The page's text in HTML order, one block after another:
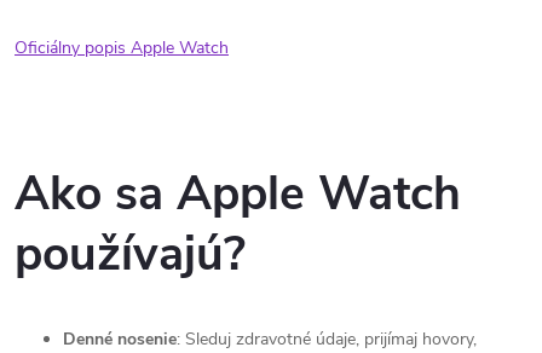
Oficiálny popis Apple Watch
Ako sa Apple Watch
používajú?
Denné nosenie: Sleduj zdravotné údaje, prijímaj hovory,